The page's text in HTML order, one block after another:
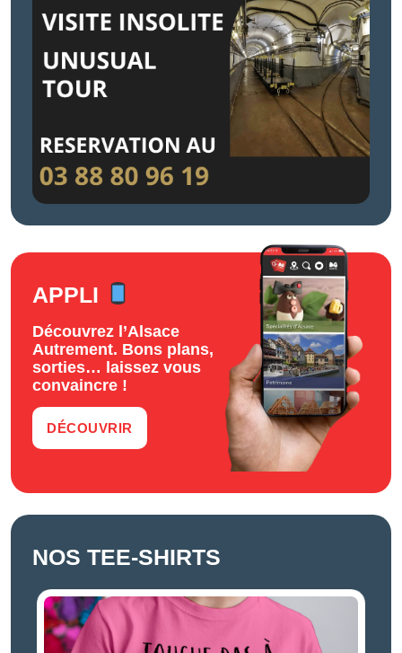
APPLI
Découvrez l’Alsace
Autrement. Bons plans,
sorties… laissez vous
convaincre !
DÉCOUVRIR
NOS TEE-SHIRTS